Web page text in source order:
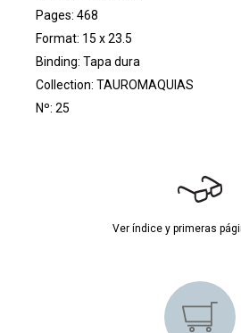
Pages: 468
Format: 15 x 23.5
Binding: Tapa dura
Collection: TAUROMAQUIAS
Nº: 25
Ver índice y primeras